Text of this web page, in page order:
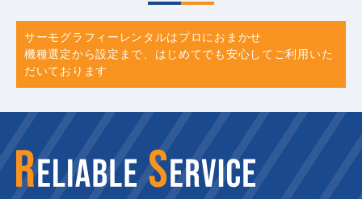
サーモグラフィーレンタルはプロにおまかせ
機種選定から設定まで、はじめてでも安心してご利用いた
だいております